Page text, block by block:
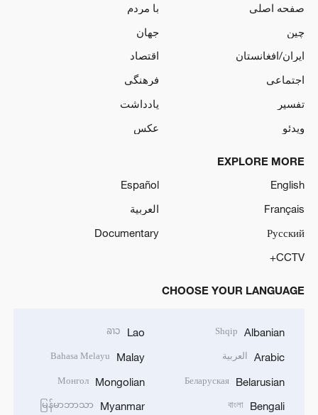
صفحه اصلی
با مردم
چین
جهان
ایران/افغانستان
اقتصاد
اجتماعی
فرهنگی
تفسیر
یادداشت
ویدئو
عکس
EXPLORE MORE
English
Español
Français
العربية
Русский
Documentary
CCTV+
CHOOSE YOUR LANGUAGE
Albanian
Shqip
Arabic العربية
Belarusian
Беларуская
Bengali
বাংলা
Lao
ລາວ
Malay
Bahasa Melayu
Mongolian
Монгол
Myanmar
မြန်မာဘာသာ